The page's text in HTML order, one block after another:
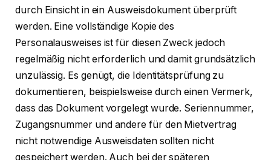
durch Einsicht in ein Ausweisdokument überprüft
werden. Eine vollständige Kopie des
Personalausweises ist für diesen Zweck jedoch
regelmäßig nicht erforderlich und damit grundsätzlich
unzulässig. Es genügt, die Identitätsprüfung zu
dokumentieren, beispielsweise durch einen Vermerk,
dass das Dokument vorgelegt wurde. Seriennummer,
Zugangsnummer und andere für den Mietvertrag
nicht notwendige Ausweisdaten sollten nicht
gespeichert werden. Auch bei der späteren